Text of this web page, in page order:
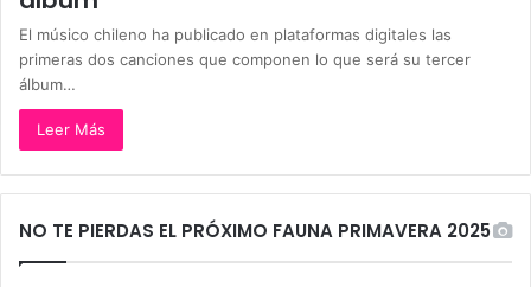
El músico chileno ha publicado en plataformas digitales las
primeras dos canciones que componen lo que será su tercer
álbum…
Leer Más
NO TE PIERDAS EL PRÓXIMO FAUNA PRIMAVERA 2025